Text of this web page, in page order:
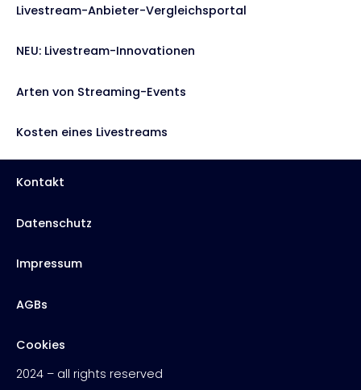
Livestream-Anbieter-Vergleichsportal
NEU: Livestream-Innovationen
Arten von Streaming-Events
Kosten eines Livestreams
Kontakt
Datenschutz
Impressum
AGBs
Cookies
2024 – all rights reserved